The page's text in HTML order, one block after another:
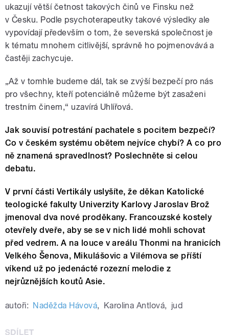
ukazují větší četnost takových činů ve Finsku než
v Česku. Podle psychoterapeutky takové výsledky ale
vypovídají především o tom, že severská společnost je
k tématu mnohem citlivější, správně ho pojmenovává a
častěji zachycuje.
„Až v tomhle budeme dál, tak se zvýší bezpečí pro nás
pro všechny, kteří potenciálně můžeme být zasaženi
trestním činem,“ uzavírá Uhlířová.
Jak souvisí potrestání pachatele s pocitem bezpečí?
Co v českém systému obětem nejvíce chybí? A co pro
ně znamená spravedlnost? Poslechněte si celou
debatu.
V první části Vertikály uslyšíte, že děkan Katolické
teologické fakulty Univerzity Karlovy Jaroslav Brož
jmenoval dva nové proděkany. Francouzské kostely
otevřely dveře, aby se se v nich lidé mohli schovat
před vedrem. A na louce v areálu Thonmi na hranicích
Velkého Šenova, Mikulášovic a Vilémova se příští
víkend už po jedenácté rozezní melodie z
nejrůznějších koutů Asie.
autoři: Naděžda Hávová, Karolina Antlová, jud